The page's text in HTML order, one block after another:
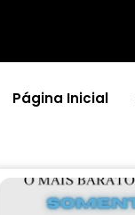
Página Inicial